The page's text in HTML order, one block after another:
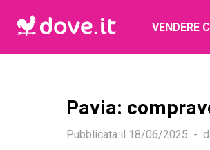
VENDERE
Pavia:
Pubblicata il 18/06/2025